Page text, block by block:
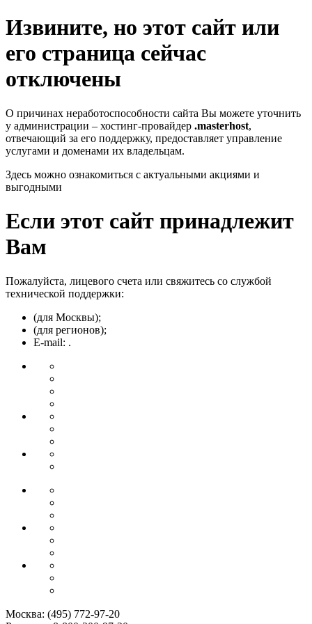
Извините, но этот сайт или
его страница сейчас
отключены
О причинах неработоспособности сайта Вы можете уточнить
у администрации – хостинг-провайдер .masterhost,
отвечающий за его поддержку, предоставляет управление
услугами и доменами их владельцам.
Здесь можно ознакомиться с актуальными акциями и
выгодными
Если этот сайт принадлежит
Вам
Пожалуйста, лицевого счета или свяжитесь со службой
технической поддержки:
(для Москвы);
(для регионов);
E-mail: .
Москва: (495) 772-97-20